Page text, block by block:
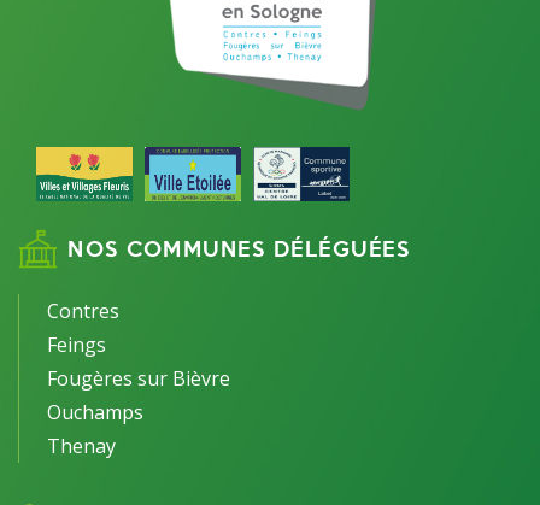
NOS COMMUNES DÉLÉGUÉES
Contres
Feings
Fougères sur Bièvre
Ouchamps
Thenay